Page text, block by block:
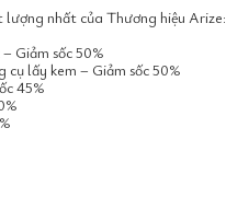
lượng nhất của Thương hiệu Arize:
Giảm sốc 50%
lấy kem – Giảm sốc 50%
45%